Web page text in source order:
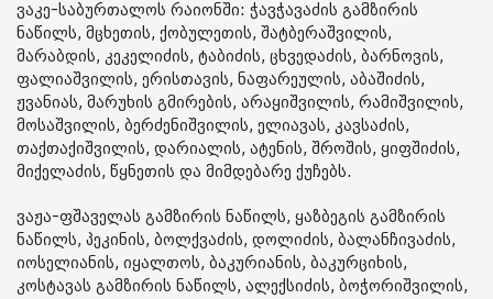
ვაკე-საბურთალოს რაიონში: ჭავჭავაძის გამზირის
ნაწილს, მცხეთის, ქობულეთის, შატბერაშვილის,
მარაბდის, კეკელიძის, ტაბიძის, ცხვედაძის, ბარნოვის,
ფალიაშვილის, ერისთავის, ნაფარეულის, აბაშიძის,
ჟვანიას, მარუხის გმირების, არაყიშვილის, რამიშვილის,
მოსაშვილის, ბერძენიშვილის, ელიავას, კავსაძის,
თაქთაქიშვილის, დარიალის, ატენის, შროშის, ყიფშიძის,
მიქელაძის, წყნეთის და მიმდებარე ქუჩებს.
ვაჟა-ფშაველას გამზირის ნაწილს, ყაზბეგის გამზირის
ნაწილს, პეკინის, ბოლქვაძის, დოლიძის, ბალანჩივაძის,
იოსელიანის, იყალთოს, ბაკურიანის, ბაკურციხის,
კოსტავას გამზირის ნაწილს, ალექსიძის, ბოჭორიშვილის,